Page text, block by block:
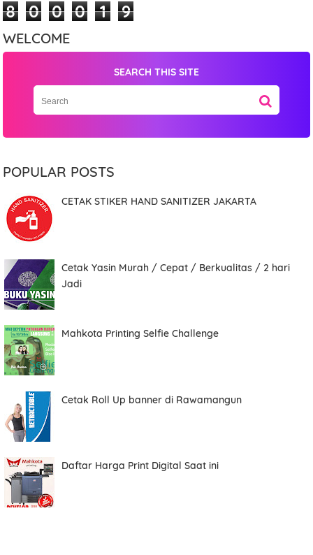
8 0 0 0 1 9
WELCOME
SEARCH THIS SITE
POPULAR POSTS
CETAK STIKER HAND SANITIZER JAKARTA
Cetak Yasin Murah / Cepat / Berkualitas / 2 hari
Jadi
Mahkota Printing Selfie Challenge
Cetak Roll Up banner di Rawamangun
Daftar Harga Print Digital Saat ini
Name
Mobile Phone Number
Item Choices
Total
Date
Comment